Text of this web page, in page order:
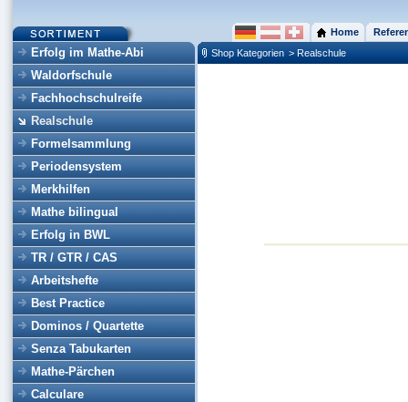
Erfolg im Mathe-Abi
Waldorfschule
Fachhochschulreife
Realschule
Formelsammlung
Periodensystem
Merkhilfen
Mathe bilingual
Erfolg in BWL
TR / GTR / CAS
Arbeitshefte
Best Practice
Dominos / Quartette
Senza Tabukarten
Mathe-Pärchen
Calculare
Home
Shop Kategorien > Realschule